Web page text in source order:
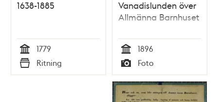
1638-1885
Tid
1779
Typ
Ritning
Vanadislunden över
Allmänna Barnhuset
Tid
1896
Typ
Foto